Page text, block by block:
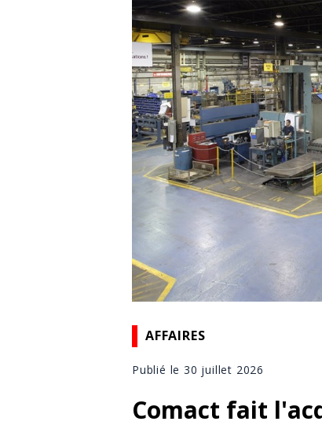
AFFAIRES
Publié le 30 juillet 2026
Comact fait